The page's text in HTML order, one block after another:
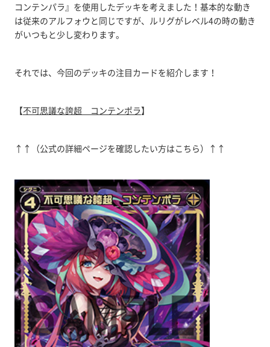
コンテンパラ』を使用したデッキを考えました！基本的な動き
は従来のアルフォウと同じですが、ルリグがレベル4の時の動き
がいつもと少し変わります。
それでは、今回のデッキの注目カードを紹介します！
【不可思議な誇超 コンテンポラ】
↑↑（公式の詳細ページを確認したい方はこちら）↑↑